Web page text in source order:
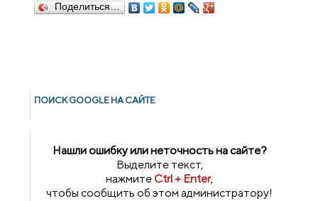
Поделиться…
ПОИСК GOОGLE НА САЙТЕ
Нашли ошибку или неточность на сайте?
Выделите текст,
нажмитеCtrl + Enter,
чтобы сообщить об этом администратору!